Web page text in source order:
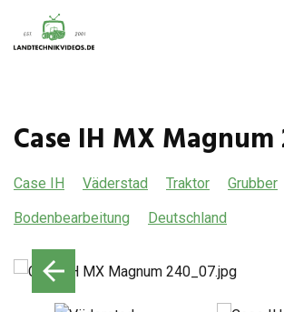
Case IH MX Magnum
Case IH Väderstad Traktor
Grubber
Bodenbearbeitung
Deutschland